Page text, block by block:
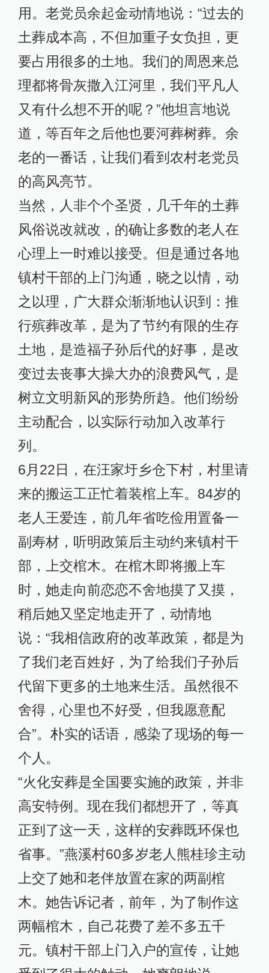
用。老党员余起金动情地说：“过去的
土葬成本高，不但加重子女负担，更
要占用很多的土地。我们的周恩来总
理都将骨灰撒入江河里，我们平凡人
又有什么想不开的呢？”他坦言地说
道，等百年之后他也要河葬树葬。余
老的一番话，让我们看到农村老党员
的高风亮节。
当然，人非个个圣贤，几千年的土葬
风俗说改就改，的确让多数的老人在
心理上一时难以接受。但是通过各地
镇村干部的上门沟通，晓之以情，动
之以理，广大群众渐渐地认识到：推
行殡葬改革，是为了节约有限的生存
土地，是造福子孙后代的好事，是改
变过去丧事大操大办的浪费风气，是
树立文明新风的形势所趋。他们纷纷
主动配合，以实际行动加入改革行
列。
6月22日，在汪家圩乡仓下村，村里请
来的搬运工正忙着装棺上车。84岁的
老人王爱连，前几年省吃俭用置备一
副寿材，听明政策后主动约来镇村干
部，上交棺木。在棺木即将搬上车
时，她走向前恋恋不舍地摸了又摸，
稍后她又坚定地走开了，动情地
说：“我相信政府的改革政策，都是为
了我们老百姓好，为了给我们子孙后
代留下更多的土地来生活。虽然很不
舍得，心里也不好受，但我愿意配
合”。朴实的话语，感染了现场的每一
个人。
“火化安葬是全国要实施的政策，并非
高安特例。现在我们都想开了，等真
正到了这一天，这样的安葬既环保也
省事。”燕溪村60多岁老人熊桂珍主动
上交了她和老伴放置在家的两副棺
木。她告诉记者，前年，为了制作这
两幅棺木，自己花费了差不多五千
元。镇村干部上门入户的宣传，让她